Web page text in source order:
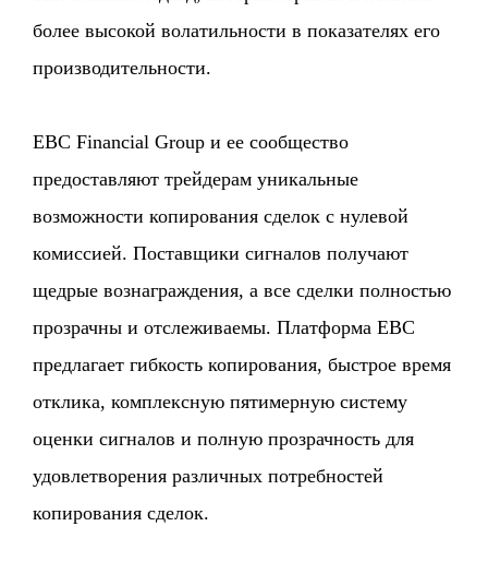
более высокой волатильности в показателях его
производительности.
EBC Financial Group и ее сообщество
предоставляют трейдерам уникальные
возможности копирования сделок с нулевой
комиссией. Поставщики сигналов получают
щедрые вознаграждения, а все сделки полностью
прозрачны и отслеживаемы. Платформа EBC
предлагает гибкость копирования, быстрое время
отклика, комплексную пятимерную систему
оценки сигналов и полную прозрачность для
удовлетворения различных потребностей
копирования сделок.